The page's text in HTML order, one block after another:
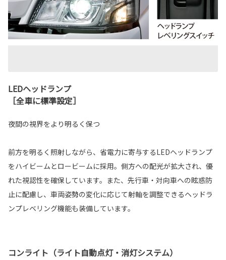
LEDヘッドランプ
［全車に標準設定］
夜間の視界をより明るく保つ
前方を明るく照射しながら、省電力に寄与するLEDヘッドランプ
をハイビームとロービームに採用。側方への配光が拡大され、優
れた視認性を確保しています。また、先行車・対向車への眩惑防
止に配慮し、車両姿勢の変化に応じて射軸を調整できるヘッドラ
ンプレベリング機能も装備しています。
コンライト（ライト自動点灯・消灯システム）